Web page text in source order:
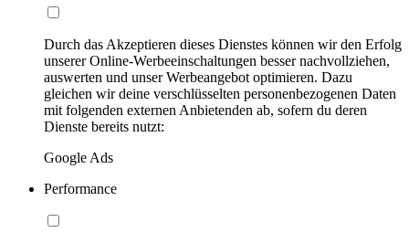
Durch das Akzeptieren dieses Dienstes können wir den Erfolg
unserer Online-Werbeeinschaltungen besser nachvollziehen,
auswerten und unser Werbeangebot optimieren. Dazu
gleichen wir deine verschlüsselten personenbezogenen Daten
mit folgenden externen Anbietenden ab, sofern du deren
Dienste bereits nutzt:
Google Ads
Performance